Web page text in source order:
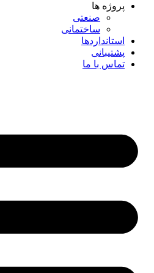
پروژه ها
صنعتی
ساختمانی
استانداردها
پشتیبانی
تماس با ما